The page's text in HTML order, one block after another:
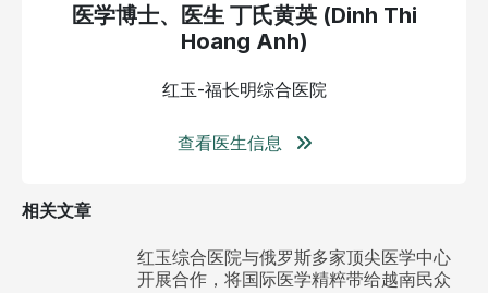
医学博士、医生 丁氏黄英 (Dinh Thi
Hoang Anh)
红玉-福长明综合医院
查看医生信息
相关文章
红玉综合医院与俄罗斯多家顶尖医学中心
开展合作，将国际医学精粹带给越南民众